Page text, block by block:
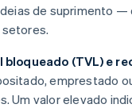
de suprimento —
bloqueado (TVL) e
emprestado
Um valor elevado